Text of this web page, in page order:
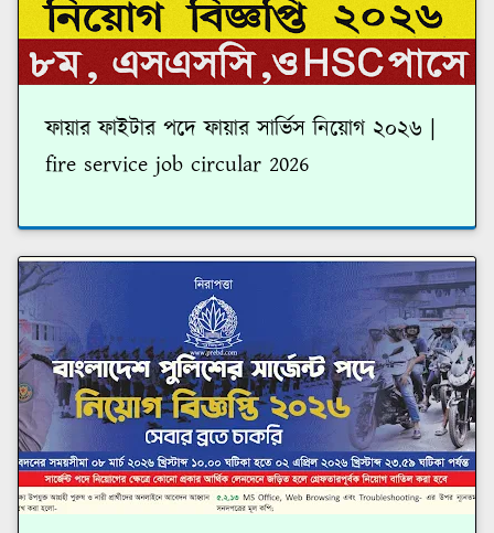
ফায়ার ফাইটার পদে ফায়ার সার্ভিস নিয়োগ ২০২৬ |
fire service job circular 2026